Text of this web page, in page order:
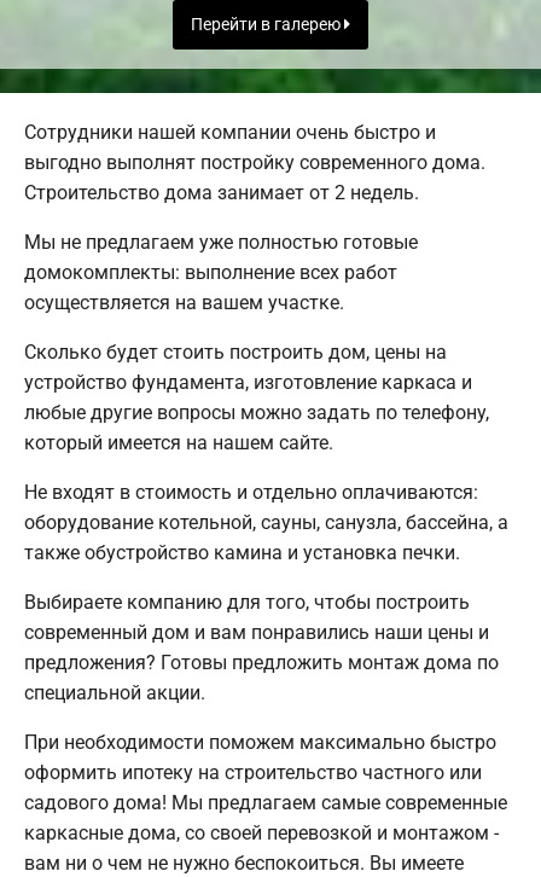
Перейти в галерею
Сотрудники нашей компании очень быстро и
выгодно выполнят постройку современного дома.
Строительство дома занимает от 2 недель.
Мы не предлагаем уже полностью готовые
домокомплекты: выполнение всех работ
осуществляется на вашем участке.
Сколько будет стоить построить дом, цены на
устройство фундамента, изготовление каркаса и
любые другие вопросы можно задать по телефону,
который имеется на нашем сайте.
Не входят в стоимость и отдельно оплачиваются:
оборудование котельной, сауны, санузла, бассейна, а
также обустройство камина и установка печки.
Выбираете компанию для того, чтобы построить
современный дом и вам понравились наши цены и
предложения? Готовы предложить монтаж дома по
специальной акции.
При необходимости поможем максимально быстро
оформить ипотеку на строительство частного или
садового дома! Мы предлагаем самые современные
каркасные дома, со своей перевозкой и монтажом -
вам ни о чем не нужно беспокоиться. Вы имеете